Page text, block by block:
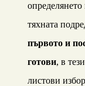
определянето
тяхната
първото и
готови, в
листови